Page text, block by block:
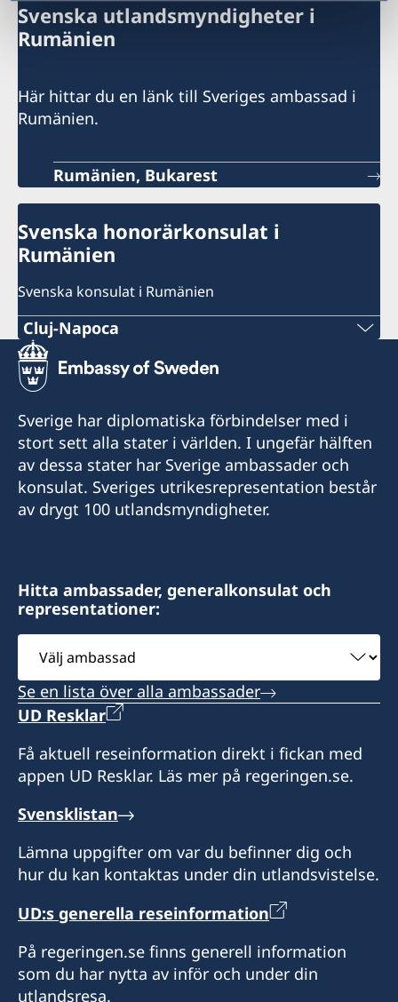
Svenska utlandsmyndigheter i
Rumänien
Här hittar du en länk till Sveriges ambassad i
Rumänien.
Rumänien, Bukarest
Svenska honorärkonsulat i
Rumänien
Svenska konsulat i Rumänien
Cluj-Napoca
Sveriges Honorärkonsulat
+40 720 660620
info@consulateofswedencluj.org
carl.widell@consulateofswedencluj.org
Sveriges honorärkonsulat / Consulate of
Expeditionstid:
måndag-fredag. Ring för tidsbokning.
Honorärkonsul
Carl Widell
Sverige har diplomatiska förbindelser med i
stort sett alla stater i världen. I ungefär hälften
av dessa stater har Sverige ambassader och
konsulat. Sveriges utrikesrepresentation består
av drygt 100 utlandsmyndigheter.
Hitta ambassader, generalkonsulat och
representationer:
Välj
ambassad
Se en lista över alla ambassader
UD Resklar
Få aktuell reseinformation direkt i fickan med
appen UD Resklar. Läs mer på regeringen.se.
Svensklistan
Lämna uppgifter om var du befinner dig och
hur du kan kontaktas under din utlandsvistelse.
UD:s generella reseinformation
På regeringen.se finns generell information
som du har nytta av inför och under din
utlandsresa.